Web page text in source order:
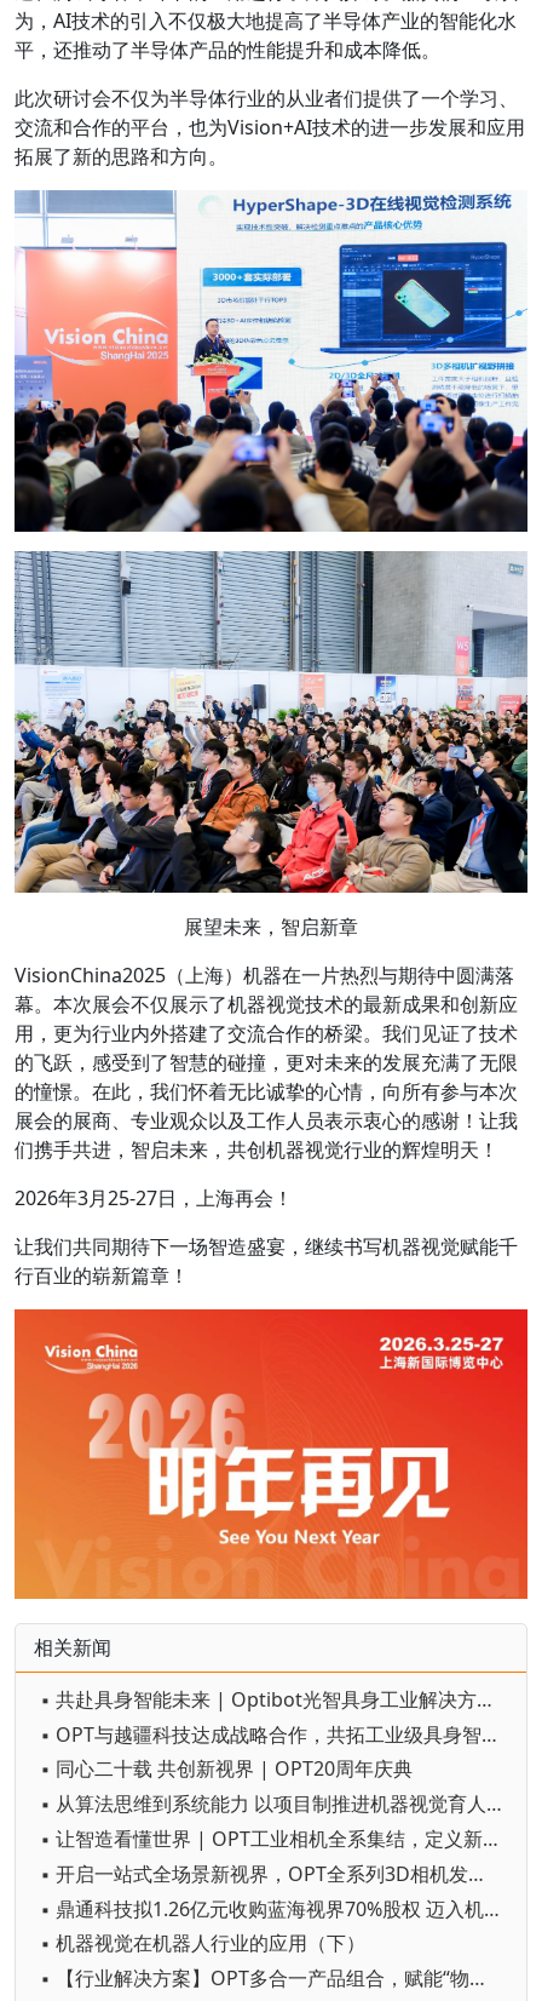
为，AI技术的引入不仅极大地提高了半导体产业的智能化水
平，还推动了半导体产品的性能提升和成本降低。
此次研讨会不仅为半导体行业的从业者们提供了一个学习、
交流和合作的平台，也为Vision+AI技术的进一步发展和应用
拓展了新的思路和方向。
展望未来，智启新章
VisionChina2025（上海）机器在一片热烈与期待中圆满落
幕。本次展会不仅展示了机器视觉技术的最新成果和创新应
用，更为行业内外搭建了交流合作的桥梁。我们见证了技术
的飞跃，感受到了智慧的碰撞，更对未来的发展充满了无限
的憧憬。在此，我们怀着无比诚挚的心情，向所有参与本次
展会的展商、专业观众以及工作人员表示衷心的感谢！让我
们携手共进，智启未来，共创机器视觉行业的辉煌明天！
2026年3月25-27日，上海再会！
让我们共同期待下一场智造盛宴，继续书写机器视觉赋能千
行百业的崭新篇章！
相关新闻
▪ 共赴具身智能未来 | Optibot光智具身工业解决方案全新发布
▪ OPT与越疆科技达成战略合作，共拓工业级具身智造新蓝海
▪ 同心二十载 共创新视界 | OPT20周年庆典
▪ 从算法思维到系统能力 以项目制推进机器视觉育人实践
▪ 让智造看懂世界 | OPT工业相机全系集结，定义新质视觉生产力！
▪ 开启一站式全场景新视界，OPT全系列3D相机发布！
▪ 鼎通科技拟1.26亿元收购蓝海视界70%股权 迈入机器视觉行业
▪ 机器视觉在机器人行业的应用（下）
▪ 【行业解决方案】OPT多合一产品组合，赋能“物流自动分拣”提质增效